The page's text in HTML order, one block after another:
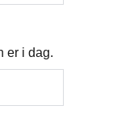
er i dag.